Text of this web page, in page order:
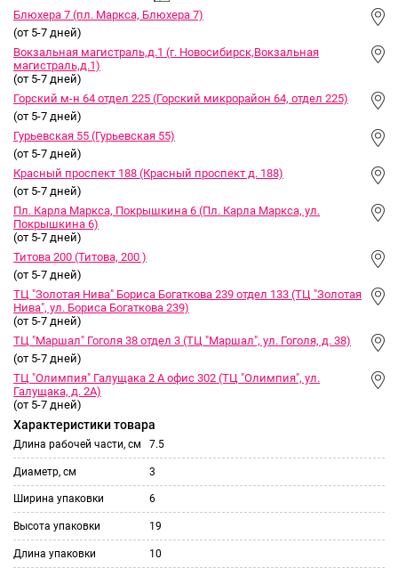
Блюхера 7 (пл. Маркса, Блюхера 7)
(от 5-7 дней)
Вокзальная магистраль,д.1 (г. Новосибирск,Вокзальная
магистраль,д.1)
(от 5-7 дней)
Горский м-н 64 отдел 225 (Горский микрорайон 64, отдел 225)
(от 5-7 дней)
Гурьевская 55 (Гурьевская 55)
(от 5-7 дней)
Красный проспект 188 (Красный проспект д. 188)
(от 5-7 дней)
Пл. Карла Маркса, Покрышкина 6 (Пл. Карла Маркса, ул.
Покрышкина 6)
(от 5-7 дней)
Титова 200 (Титова, 200 )
(от 5-7 дней)
ТЦ "Золотая Нива" Бориса Богаткова 239 отдел 133 (ТЦ "Золотая
Нива", ул. Бориса Богаткова 239)
(от 5-7 дней)
ТЦ "Маршал" Гоголя 38 отдел 3 (ТЦ "Маршал", ул. Гоголя, д. 38)
(от 5-7 дней)
ТЦ "Олимпия" Галущака 2 А офис 302 (ТЦ "Олимпия", ул.
Галущака, д. 2А)
(от 5-7 дней)
Характеристики товара
Длина рабочей части, см 7.5
Диаметр, см 3
Ширина упаковки 6
Высота упаковки 19
Длина упаковки 10